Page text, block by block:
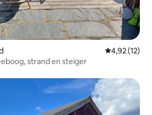
Gemiddelde
4,92 (12)
strand en steiger